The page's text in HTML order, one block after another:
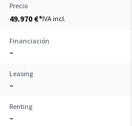
Precio
49.970 €*IVA incl.
Financiación
–
Leasing
–
Renting
–